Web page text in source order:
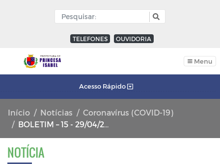
TELEFONES OUVIDORIA
Menu
Acesso Rápido
Início Notícias
Coronavírus (COVID-19)
BOLETIM – 15 - 29/04/2020 – 18h57min
NOTÍCIA